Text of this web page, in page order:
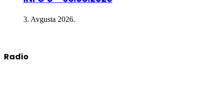
3. Avgusta 2026.
Radio